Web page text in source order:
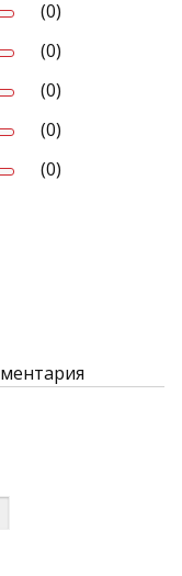
(0)
(0)
(0)
(0)
(0)